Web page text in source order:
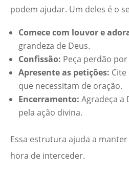
podem ajudar. Um deles é o
Comece com louvor e
grandeza de Deus.
Confissão: Peça perdão
Apresente as petições:
que necessitam de oração.
Encerramento: Agradeça a
pela ação divina.
Essa estrutura ajuda a
hora de interceder.